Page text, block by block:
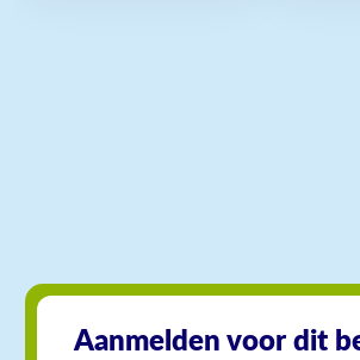
Aanmelden voor dit